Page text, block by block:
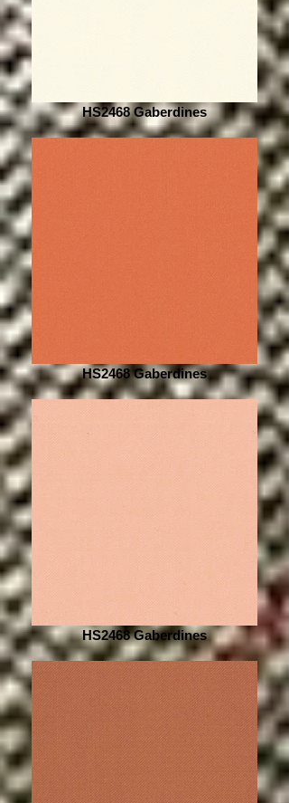
HS2468 Gaberdines
HS2468 Gaberdines
HS2468 Gaberdines